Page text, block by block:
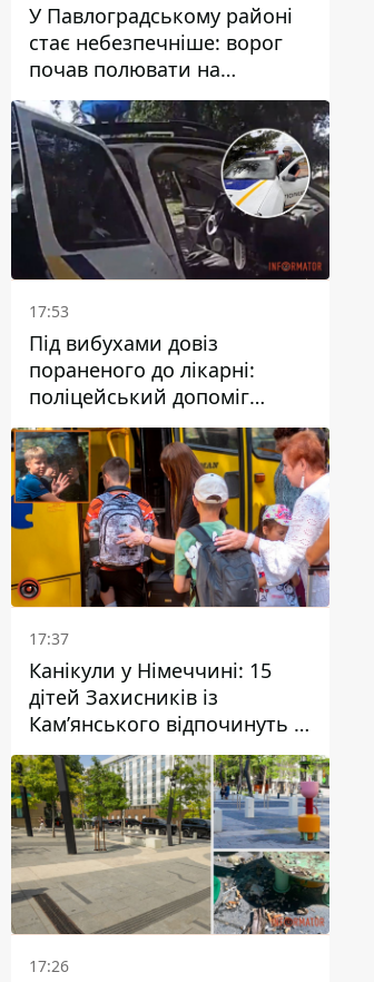
У Павлоградському районі
стає небезпечніше: ворог
почав полювати на
цивільний та військовий
транспорти
17:53
Під вибухами довіз
пораненого до лікарні:
поліцейський допоміг
постраждалому після атаки
на Кам’янський район
17:37
Канікули у Німеччині: 15
дітей Захисників із
Кам’янського відпочинуть у
Вупперталі
17:26